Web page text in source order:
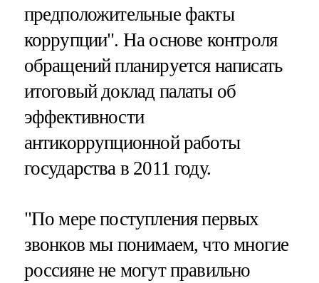
предположительные факты
коррупции". На основе контроля
обращений планируется написать
итоговый доклад палаты об
эффективности
антикоррупционной работы
государства в 2011 году.
"По мере поступления первых
звонков мы понимаем, что многие
россияне не могут правильно